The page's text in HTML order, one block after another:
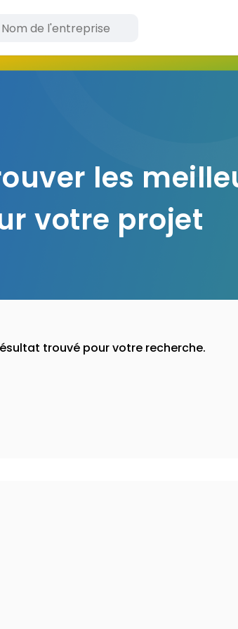
les
votre projet
trouvé pour votre recherche.